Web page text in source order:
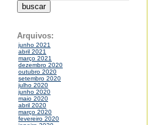
Arquivos:
junho 2021
abril 2021
março 2021
dezembro 2020
outubro 2020
setembro 2020
julho 2020
junho 2020
maio 2020
abril 2020
março 2020
fevereiro 2020